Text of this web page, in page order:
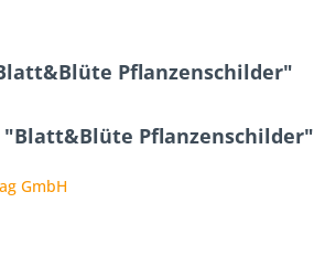
Pflanzenschilder"
Pflanzenschilder"
GmbH